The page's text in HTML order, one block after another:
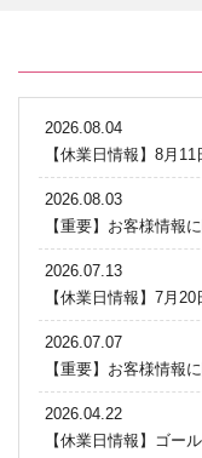
2026.08.04
【休業日情報】8月
2026.08.03
【重要】お客様情報
2026.07.13
【休業日情報】7月
2026.07.07
【重要】お客様情報
2026.04.22
【休業日情報】ゴー